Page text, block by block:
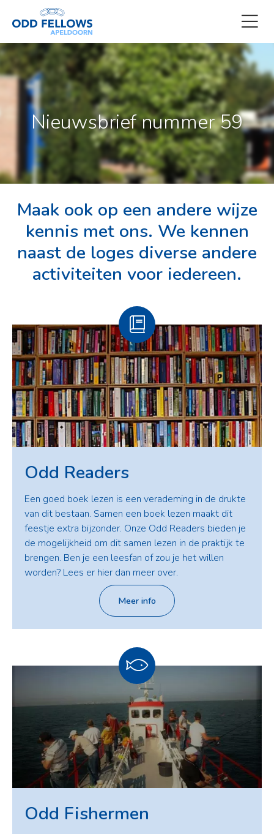
Nieuwsbrief nummer 59
Maak ook op een andere wijze
kennis met ons. We kennen
naast de loges diverse andere
activiteiten voor iedereen.
Odd Readers
Een goed boek lezen is een verademing in de drukte
van dit bestaan. Samen een boek lezen maakt dit
feestje extra bijzonder. Onze Odd Readers bieden je
de mogelijkheid om dit samen lezen in de praktijk te
brengen. Ben je een leesfan of zou je het willen
worden? Lees er hier dan meer over.
Meer info
Odd Fishermen